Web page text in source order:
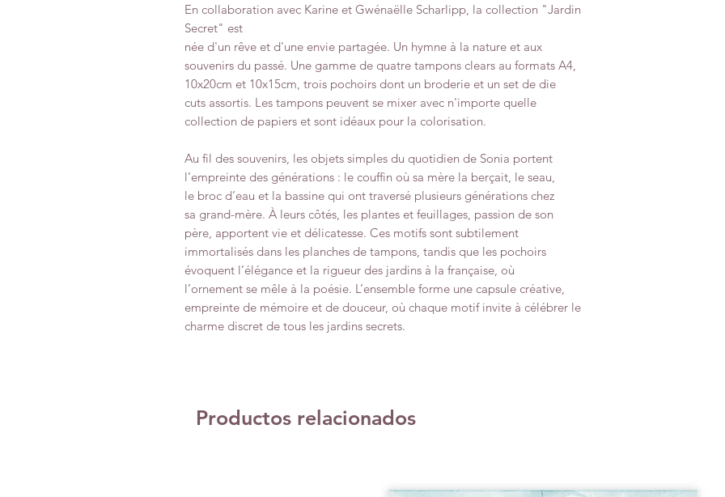
En collaboration avec Karine et Gwénaëlle Scharlipp, la collection "Jardin
Secret" est
née d'un rêve et d'une envie partagée. Un hymne à la nature et aux
souvenirs du passé. Une gamme de quatre tampons clears au formats A4,
10x20cm et 10x15cm, trois pochoirs dont un broderie et un set de die
cuts assortis. Les tampons peuvent se mixer avec n'importe quelle
collection de papiers et sont idéaux pour la colorisation.
Au fil des souvenirs, les objets simples du quotidien de Sonia portent
l’empreinte des générations : le couffin où sa mère la berçait, le seau,
le broc d’eau et la bassine qui ont traversé plusieurs générations chez
sa grand-mère. À leurs côtés, les plantes et feuillages, passion de son
père, apportent vie et délicatesse. Ces motifs sont subtilement
immortalisés dans les planches de tampons, tandis que les pochoirs
évoquent l’élégance et la rigueur des jardins à la française, où
l’ornement se mêle à la poésie. L’ensemble forme une capsule créative,
empreinte de mémoire et de douceur, où chaque motif invite à célébrer le
charme discret de tous les jardins secrets.
Productos relacionados